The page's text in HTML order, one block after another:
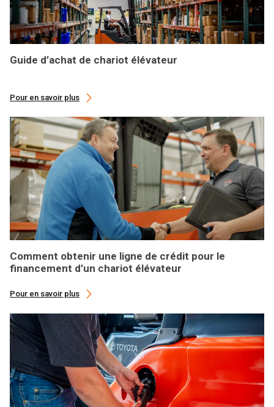
Guide d’achat de chariot élévateur
Pour en savoir plus
Comment obtenir une ligne de crédit pour le
financement d’un chariot élévateur
Pour en savoir plus